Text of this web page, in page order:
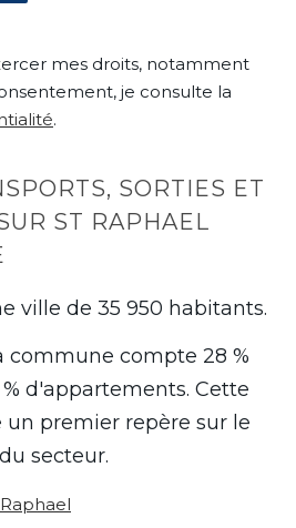
mes droits, notamment
je consulte la
.
SORTIES ET
ST RAPHAEL
ville de 35 950 habitants.
commune compte 28 %
d'appartements. Cette
premier repère sur le
secteur.